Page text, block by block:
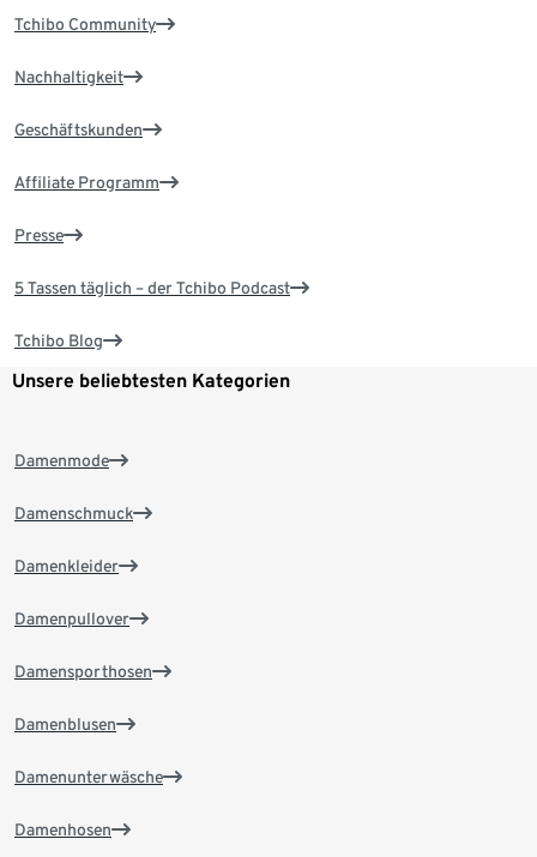
Tchibo Community
Nachhaltigkeit
Geschäftskunden
Affiliate Programm
Presse
5 Tassen täglich – der Tchibo Podcast
Tchibo Blog
Unsere beliebtesten Kategorien
Damenmode
Damenschmuck
Damenkleider
Damenpullover
Damensporthosen
Damenblusen
Damenunterwäsche
Damenhosen